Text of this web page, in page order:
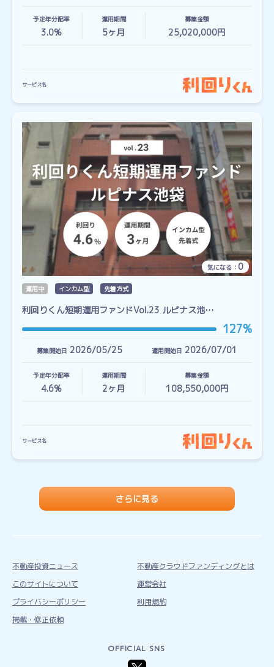
予定年分配率
3.0%
運用期間
5ヶ月
募集金額
25,020,000円
サービス名
気になる： 0
運用中 インカム型 先着方式
利回りくん短期運用ファンドVol.23 ルピナス池…
127%
募集開始日 2026/05/25 運用開始日 2026/07/01
予定年分配率
4.6%
運用期間
2ヶ月
募集金額
108,550,000円
サービス名
さらに見る
不動産投資ニュース
不動産クラウドファンディングとは
このサイトについて
運営会社
プライバシーポリシー
利用規約
掲載・修正依頼
OFFICIAL SNS